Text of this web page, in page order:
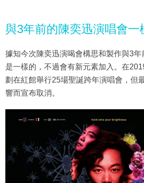
與3年前的陳奕迅演唱會一
據知今次陳奕迅演喝會構思和製作與3
是一樣的，不過會有新元素加入。在
劃在紅館舉行25場聖誕跨年演唱會，但
響而宣布取消。